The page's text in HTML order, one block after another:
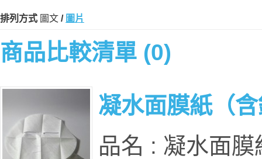
排列方式 圖文 / 圖片
商品比較清單 (0)
凝水面膜紙（
品名 : 凝水面